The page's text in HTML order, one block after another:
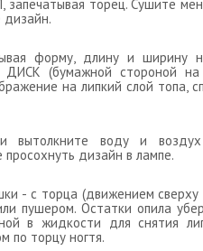
торец. Сушите
дизайн.
форму, длину и ширину
(бумажной стороной
на липкий слой топа,
вытолкните воду и
дизайн в лампе.
- с торца (движением сверху
пушером. Остатки опила
в жидкости для снятия
по торцу ногтя.